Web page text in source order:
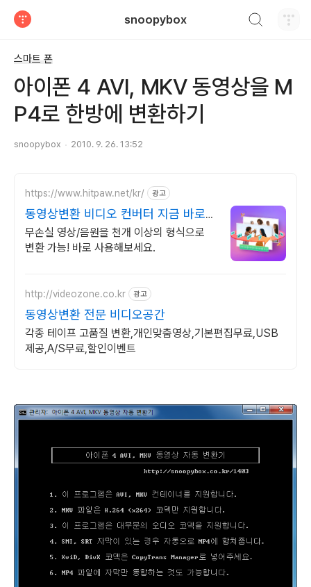
snoopybox
스마트 폰
아이폰 4 AVI, MKV 동영상을 M
P4로 한방에 변환하기
snoopybox 2010. 9. 26. 13:52
https://www.hitpaw.net/kr/ 광고
동영상변환 비디오 컨버터 지금 바로
무료 다운로드!
무손실 영상/음원을 천개 이상의 형식으로
변환 가능! 바로 사용해보세요.
http://videozone.co.kr 광고
동영상변환 전문 비디오공간
각종 테이프 고품질 변환,개인맞춤영상,기본편집무료,USB
제공,A/S무료,할인이벤트